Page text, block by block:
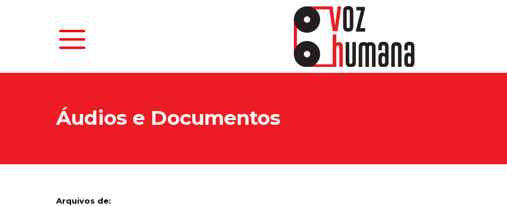
Áudios e Documentos
Arquivos de: